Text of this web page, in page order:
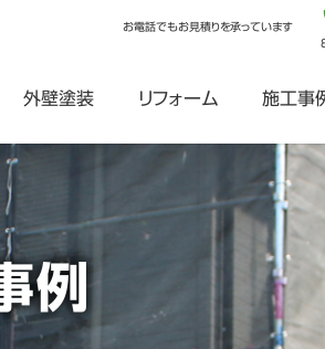
お電話でもお見積りを承っています
外壁塗装 リフォーム 施工事例
例